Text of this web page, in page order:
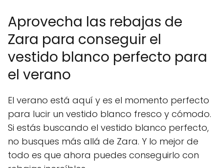
Aprovecha las rebajas de
Zara para conseguir el
vestido blanco perfecto para
el verano
El verano está aquí y es el momento perfecto
para lucir un vestido blanco fresco y cómodo.
Si estás buscando el vestido blanco perfecto,
no busques más allá de Zara. Y lo mejor de
todo es que ahora puedes conseguirlo con